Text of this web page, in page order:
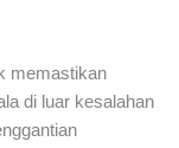
memastikan
di luar kesalahan